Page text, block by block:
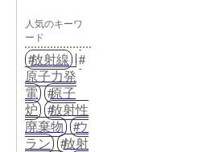
人気のキーワ
ード
放射線
原子力発
電
原子
炉
放射性
廃棄物
ウ
ラン
放射